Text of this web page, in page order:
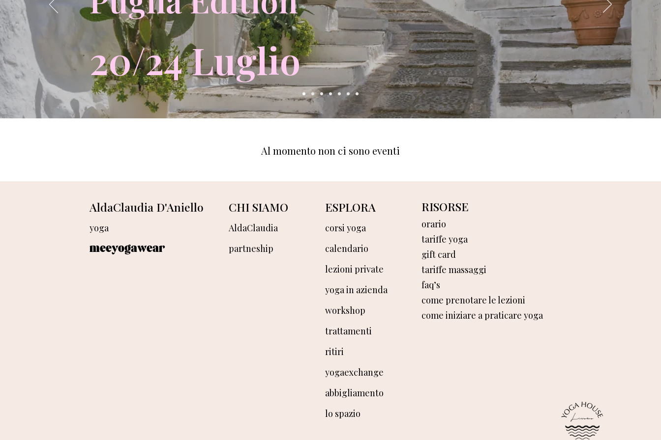
20/24 Luglio
Al momento non ci sono eventi
AldaClaudia D'Aniello
yoga
meeyogawear
CHI SIAMO
AldaClaudia
partneship
ESPLORA
corsi yoga
calendario
lezioni private
yoga in azienda
workshop
trattamenti
ritiri
yogaexchange
abbigliamento
lo spazio
RISORSE
orario
tariffe yoga
gift card
tariffe massaggi
faq’s
come prenotare le lezioni
come iniziare a praticare yoga